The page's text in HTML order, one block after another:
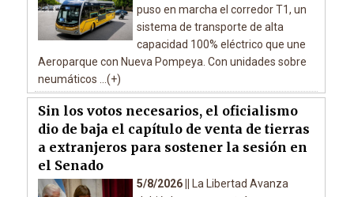
puso en marcha el corredor T1, un
sistema de transporte de alta
capacidad 100% eléctrico que une
Aeroparque con Nueva Pompeya. Con unidades sobre
neumáticos ...(+)
Sin los votos necesarios, el oficialismo
dio de baja el capítulo de venta de tierras
a extranjeros para sostener la sesión en
el Senado
5/8/2026 ||
La Libertad Avanza